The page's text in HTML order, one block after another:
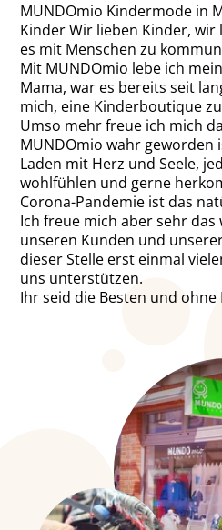
MUNDOmio Kindermode in
Kinder Wir lieben Kinder,
es mit Menschen zu
Mit MUNDOmio lebe ich
Mama, war es bereits seit
mich, eine Kinderboutique
Umso mehr freue ich mich
MUNDOmio wahr geworden
Laden mit Herz und Seele,
wohlfühlen und gerne
Corona-Pandemie ist das
Ich freue mich aber sehr
unseren Kunden und
dieser Stelle erst einmal
uns unterstützen.
Ihr seid die Besten und